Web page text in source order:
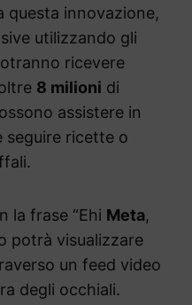
questa innovazione,
utilizzando gli
ricevere
8 milioni di
assistere in
seguire ricette o
la frase “Ehi Meta,
potrà visualizzare
un feed video
degli occhiali.